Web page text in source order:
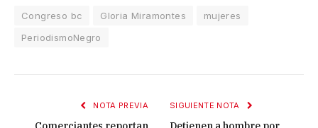
Congreso bc Gloria Miramontes
mujeres
PeriodismoNegro
NOTA PREVIA SIGUIENTE NOTA